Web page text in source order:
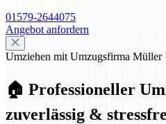
01579-2644075
Angebot anfordern
Umziehen mit Umzugsfirma Müller
🏠 Professioneller
zuverlässig &